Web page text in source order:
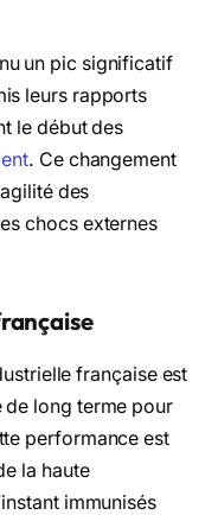
un pic significatif
leurs rapports
le début des
. Ce changement
des
chocs externes
française est
de long terme pour
performance est
la haute
immunisés